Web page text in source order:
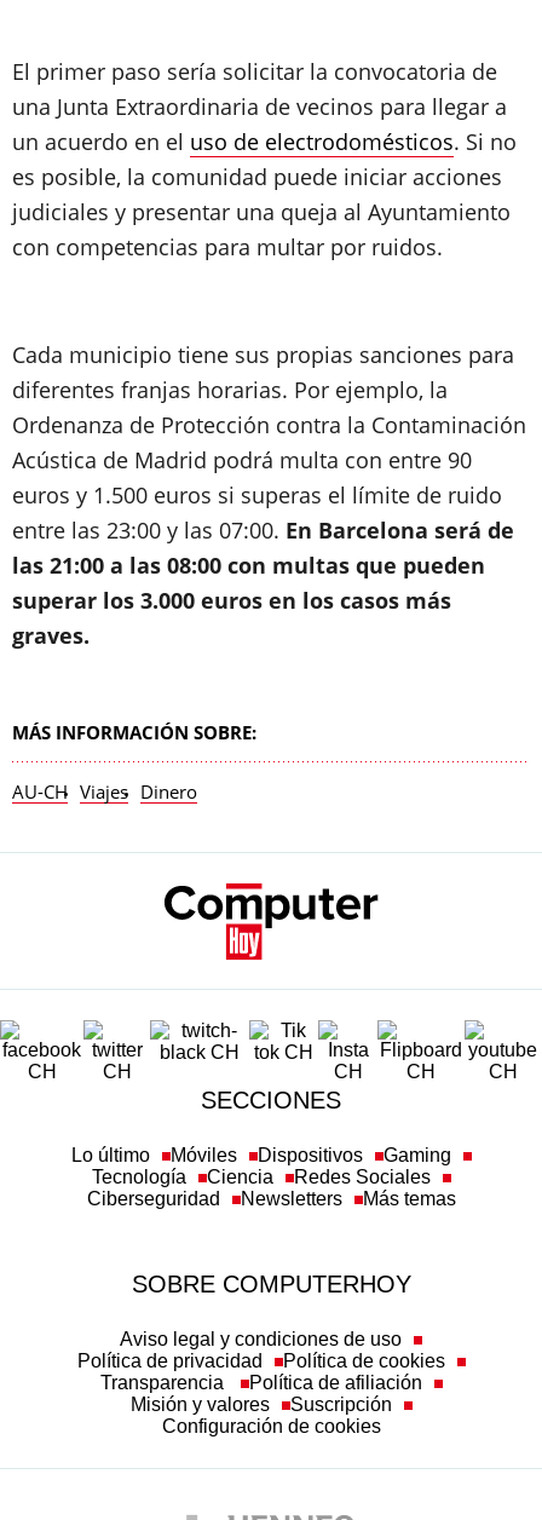
El primer paso sería solicitar la convocatoria de
una Junta Extraordinaria de vecinos para llegar a
un acuerdo en el uso de electrodomésticos. Si no
es posible, la comunidad puede iniciar acciones
judiciales y presentar una queja al Ayuntamiento
con competencias para multar por ruidos.
Cada municipio tiene sus propias sanciones para
diferentes franjas horarias. Por ejemplo, la
Ordenanza de Protección contra la Contaminación
Acústica de Madrid podrá multa con entre 90
euros y 1.500 euros si superas el límite de ruido
entre las 23:00 y las 07:00. En Barcelona será de
las 21:00 a las 08:00 con multas que pueden
superar los 3.000 euros en los casos más
graves.
MÁS INFORMACIÓN SOBRE:
AU-CH Viajes Dinero
SECCIONES
Lo último Móviles Dispositivos
Gaming
Tecnología
Ciencia
Redes Sociales
Ciberseguridad
Newsletters Más temas
SOBRE COMPUTERHOY
Aviso legal y condiciones de uso
Política de privacidad
Política de cookies
Transparencia
Política de afiliación
Misión y valores
Suscripción
Configuración de cookies